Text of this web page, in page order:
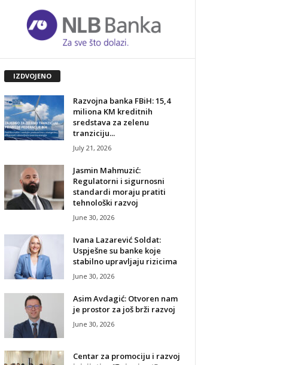
IZDVOJENO
Razvojna banka FBiH: 15,4
miliona KM kreditnih
sredstava za zelenu
tranziciju...
July 21, 2026
Jasmin Mahmuzić:
Regulatorni i sigurnosni
standardi moraju pratiti
tehnološki razvoj
June 30, 2026
Ivana Lazarević Soldat:
Uspješne su banke koje
stabilno upravljaju rizicima
June 30, 2026
Asim Avdagić: Otvoren nam
je prostor za još brži razvoj
June 30, 2026
Centar za promociju i razvoj